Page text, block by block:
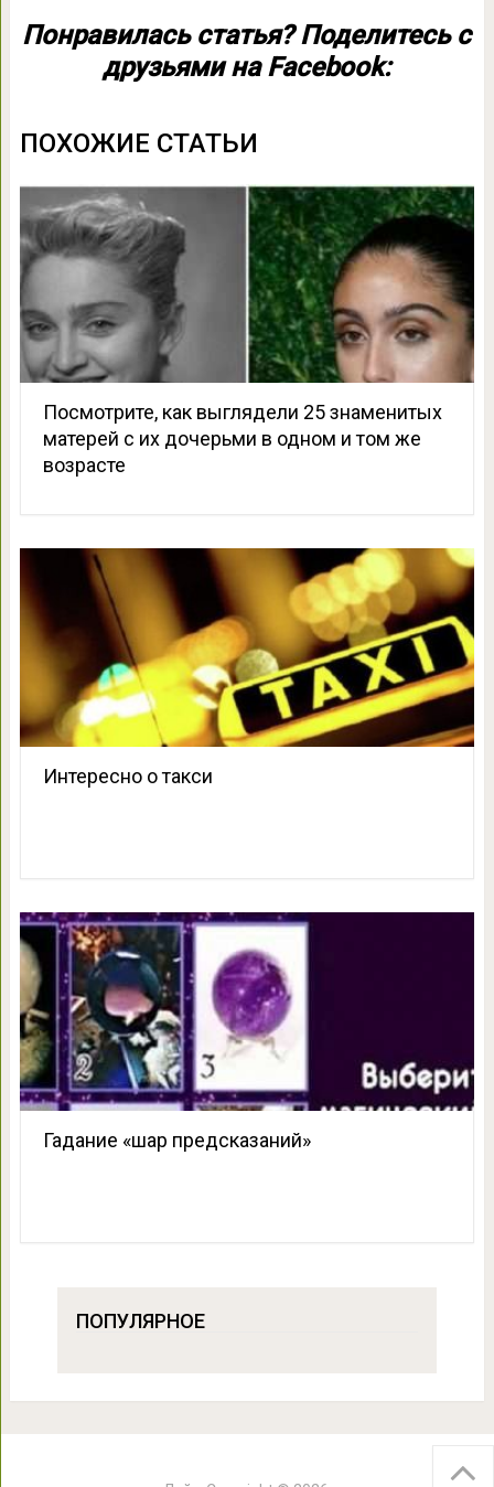
Понравилась статья? Поделитесь с
друзьями на Facebook:
ПОХОЖИЕ СТАТЬИ
Посмотрите, как выглядели 25 знаменитых
матерей с их дочерьми в одном и том же
возрасте
Интересно о такси
Гадание «шар предсказаний»
ПОПУЛЯРНОЕ